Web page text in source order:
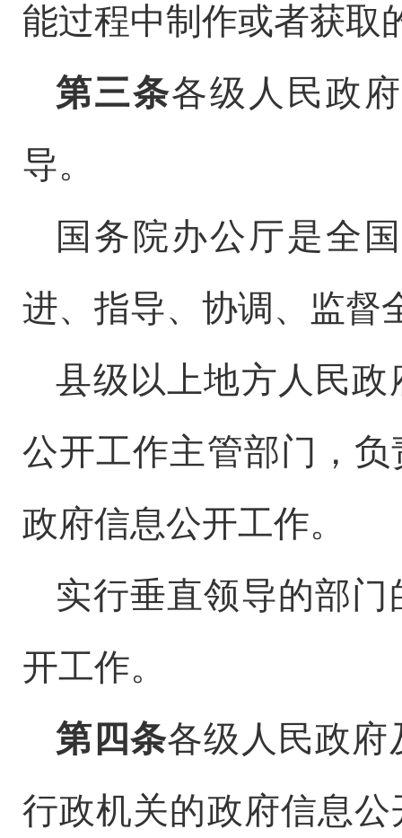
能过程中制作或者获取
第三条各级人民政
导。
国务院办公厅是全
进、指导、协调、监督
县级以上地方人民
公开工作主管部门，
政府信息公开工作。
实行垂直领导的部
开工作。
第四条各级人民政
行政机关的政府信息